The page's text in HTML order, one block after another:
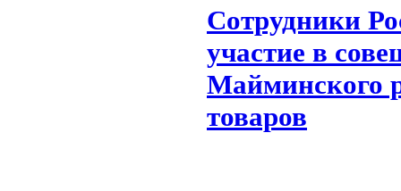
Сотрудники
участие в
Майминского
товаров